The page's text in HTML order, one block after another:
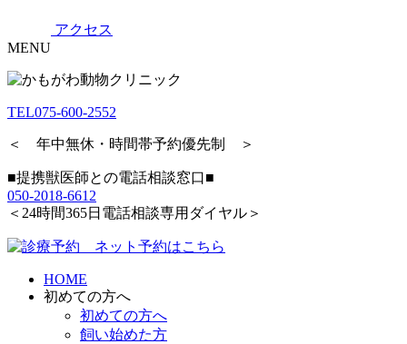
アクセス
MENU
TEL075-600-2552
＜ 年中無休・時間帯予約優先制 ＞
■提携獣医師との電話相談窓口■
050-2018-6612
＜24時間365日電話相談専用ダイヤル＞
HOME
初めての方へ
初めての方へ
飼い始めた方